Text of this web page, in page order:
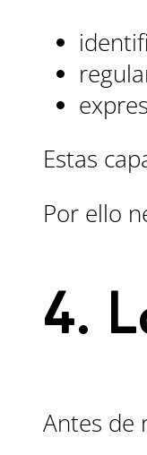
Estas
Por ello
4.
Antes de